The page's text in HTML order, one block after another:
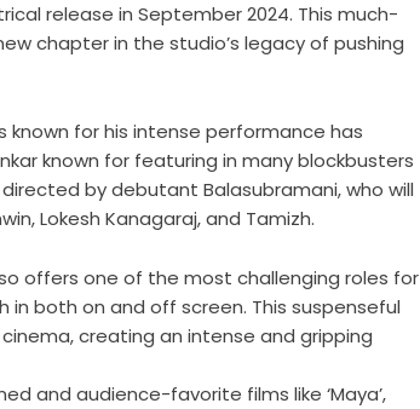
release in September 2024. This much-
chapter in the studio’s legacy of pushing
known for his intense performance has
known for featuring in many blockbusters
by debutant Balasubramani, who will
Lokesh Kanagaraj, and Tamizh.
offers one of the most challenging roles for
in both on and off screen. This suspenseful
creating an intense and gripping
and audience-favorite films like ‘Maya’,